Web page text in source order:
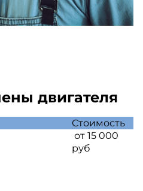
двигателя
Стоимость
от 15 000
руб